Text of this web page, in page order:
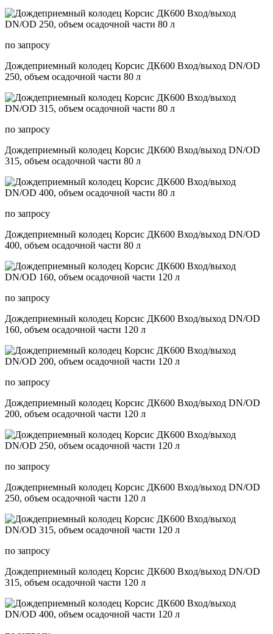
по запросу
Дождеприемный колодец Корсис ДК600 Вход/выход DN/OD
250, объем осадочной части 80 л
по запросу
Дождеприемный колодец Корсис ДК600 Вход/выход DN/OD
315, объем осадочной части 80 л
по запросу
Дождеприемный колодец Корсис ДК600 Вход/выход DN/OD
400, объем осадочной части 80 л
по запросу
Дождеприемный колодец Корсис ДК600 Вход/выход DN/OD
160, объем осадочной части 120 л
по запросу
Дождеприемный колодец Корсис ДК600 Вход/выход DN/OD
200, объем осадочной части 120 л
по запросу
Дождеприемный колодец Корсис ДК600 Вход/выход DN/OD
250, объем осадочной части 120 л
по запросу
Дождеприемный колодец Корсис ДК600 Вход/выход DN/OD
315, объем осадочной части 120 л